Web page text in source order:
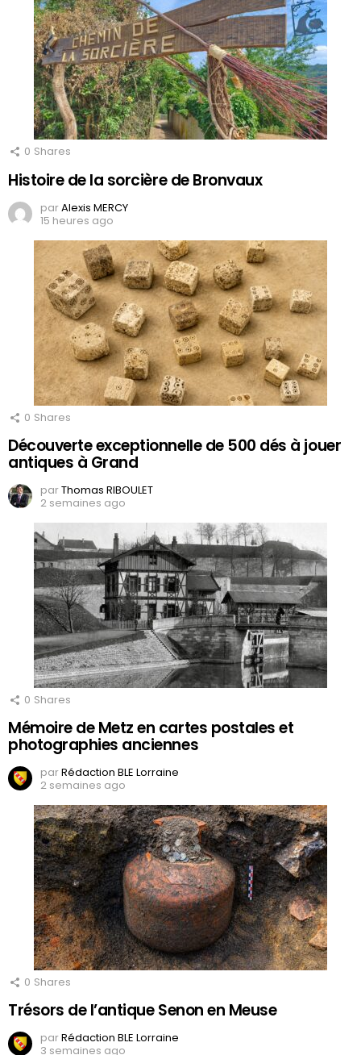
0 Shares
Histoire de la sorcière de Bronvaux
parAlexis MERCY
15 heures ago
0 Shares
Découverte exceptionnelle de 500 dés à jouer
antiques à Grand
parThomas RIBOULET
2 semaines ago
0 Shares
Mémoire de Metz en cartes postales et
photographies anciennes
parRédaction BLE Lorraine
2 semaines ago
0 Shares
Trésors de l’antique Senon en Meuse
parRédaction BLE Lorraine
3 semaines ago